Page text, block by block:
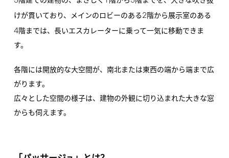
けが貫いており、メインのロビーのある2階から展示室のある
4階までは、長いエスカレーターに乗って一気に移動できま
す。
各階には開放的な大空間が、南北または東西の端から端まで広
がります。
広々とした空間の様子は、建物の外観に切り込まれた大きな窓
からも伺えます。